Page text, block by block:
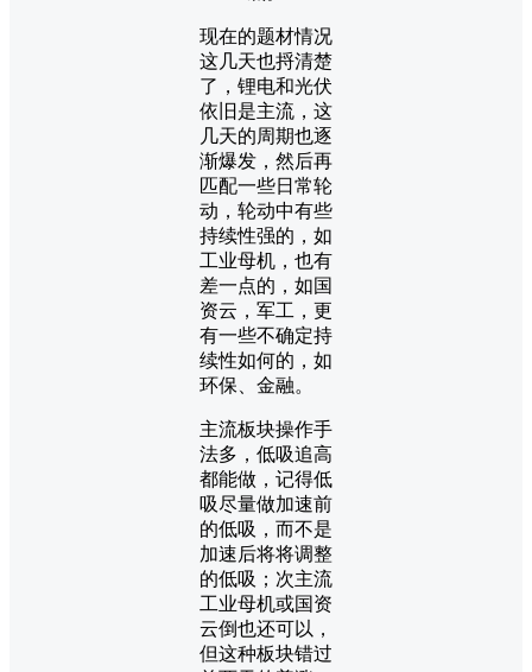
现在的题材情况
这几天也捋清楚
了，锂电和光伏
依旧是主流，这
几天的周期也逐
渐爆发，然后再
匹配一些日常轮
动，轮动中有些
持续性强的，如
工业母机，也有
差一点的，如国
资云，军工，更
有一些不确定持
续性如何的，如
环保、金融。
主流板块操作手
法多，低吸追高
都能做，记得低
吸尽量做加速前
的低吸，而不是
加速后将将调整
的低吸；次主流
工业母机或国资
云倒也还可以，
但这种板块错过